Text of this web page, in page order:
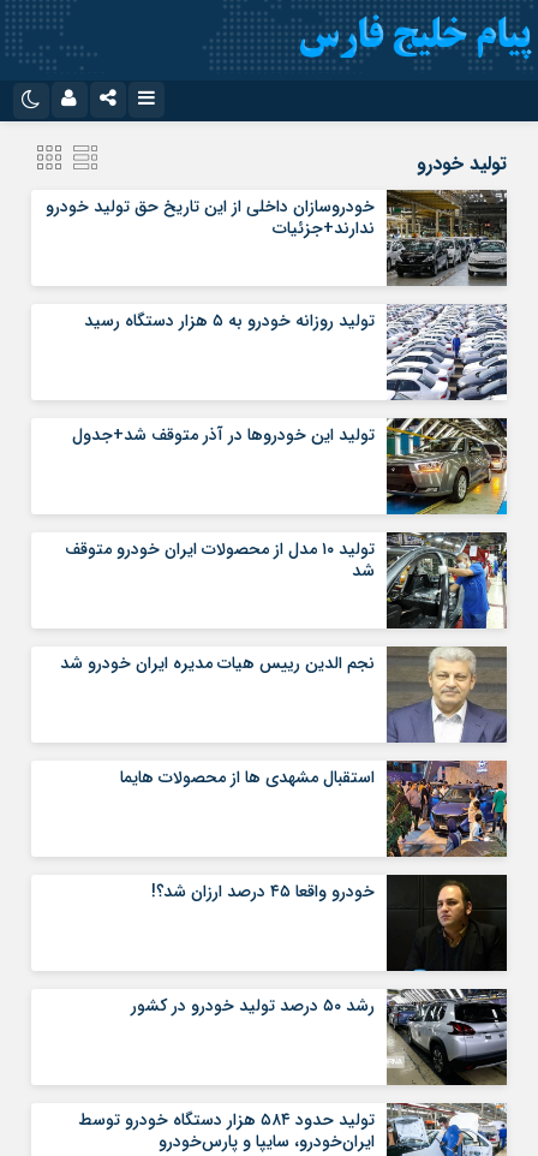
سروش
آپارات
رمز عبور
مرا به خاطر بسپار
تولید خودرو
خودروسازان داخلی از این تاریخ حق تولید خودرو
ندارند+جزئیات
تولید روزانه خودرو به ۵ هزار دستگاه رسید
تولید این خودروها در آذر متوقف شد+جدول
تولید ۱۰ مدل از محصولات ایران خودرو متوقف
شد
نجم الدین رییس هیات مدیره ایران خودرو شد
استقبال مشهدی ها از محصولات هایما
خودرو واقعا ۴۵ درصد ارزان شد؟!
رشد ۵۰ درصد تولید خودرو در کشور
تولید حدود ۵۸۴ هزار دستگاه خودرو توسط
ایران‌خودرو، سایپا و پارس‌خودرو